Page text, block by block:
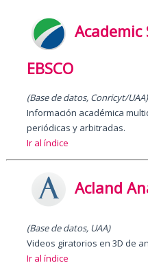
EBSCO
(Base de datos, Conricyt/UAA)
Información académica
periódicas y arbitradas.
Ir al índice
Acland
(Base de datos, UAA)
Videos giratorios en 3D de
Ir al índice